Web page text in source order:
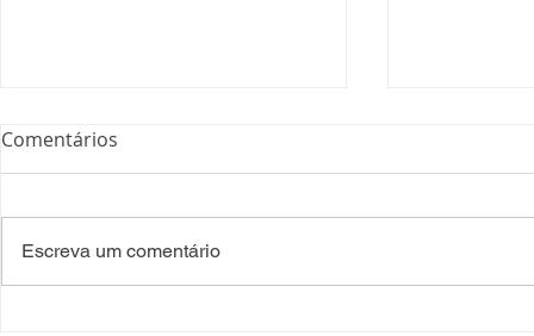
Comentários
Escreva um comentário